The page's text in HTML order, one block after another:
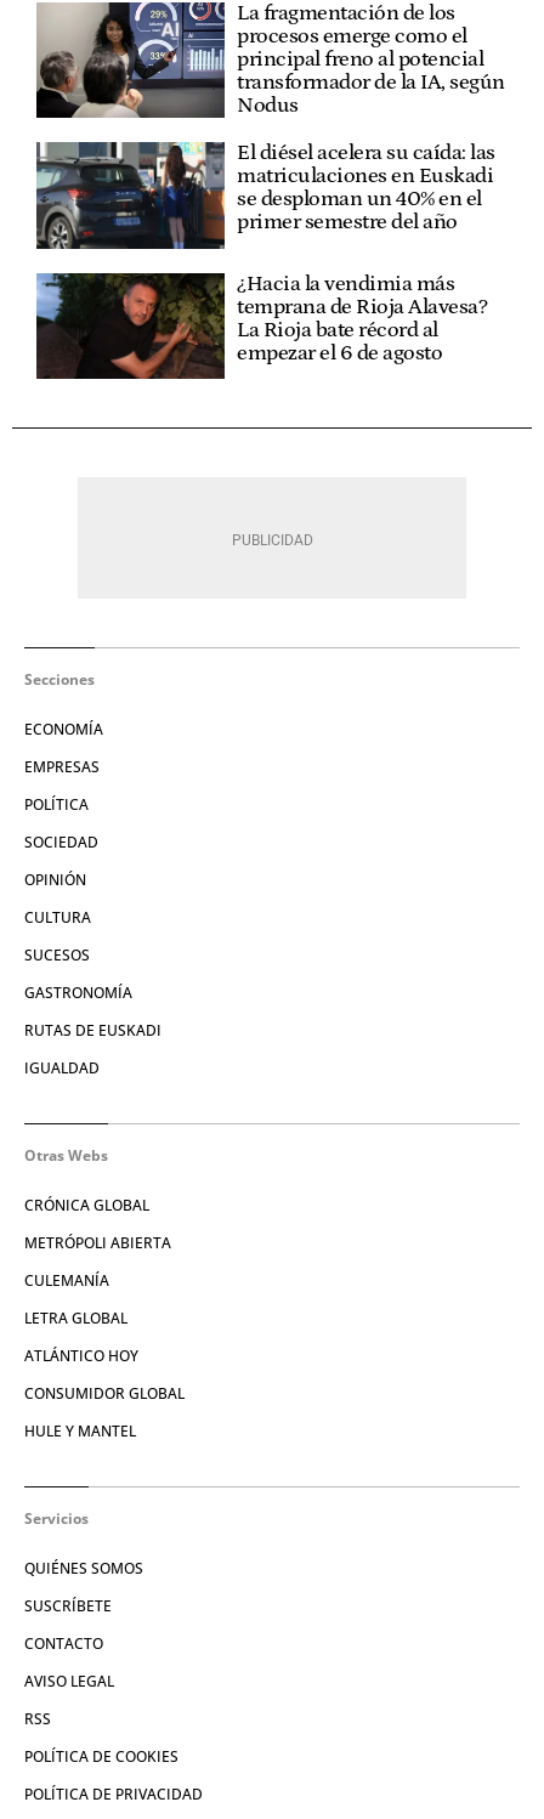
La fragmentación de los
procesos emerge como el
principal freno al potencial
transformador de la IA, según
Nodus
El diésel acelera su caída: las
matriculaciones en Euskadi
se desploman un 40% en el
primer semestre del año
¿Hacia la vendimia más
temprana de Rioja Alavesa?
La Rioja bate récord al
empezar el 6 de agosto
Secciones
ECONOMÍA
EMPRESAS
POLÍTICA
SOCIEDAD
OPINIÓN
CULTURA
SUCESOS
GASTRONOMÍA
RUTAS DE EUSKADI
IGUALDAD
Otras Webs
CRÓNICA GLOBAL
METRÓPOLI ABIERTA
CULEMANÍA
LETRA GLOBAL
ATLÁNTICO HOY
CONSUMIDOR GLOBAL
HULE Y MANTEL
Servicios
QUIÉNES SOMOS
SUSCRÍBETE
CONTACTO
AVISO LEGAL
RSS
POLÍTICA DE COOKIES
POLÍTICA DE PRIVACIDAD